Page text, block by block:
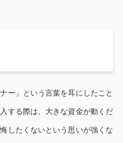
ー」という言葉を耳にしたこと
する際は、大きな資金が動くだ
したくないという思いが強くな